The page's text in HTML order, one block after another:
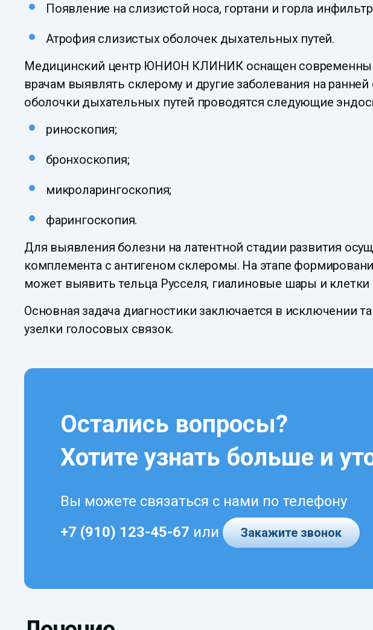
Появление на слизистой носа, гортани и горла
Атрофия слизистых оболочек дыхательных путей.
Медицинский центр ЮНИОН КЛИНИК оснащен
врачам выявлять склерому и другие заболевания на
оболочки дыхательных путей проводятся следующие
риноскопия;
бронхоскопия;
микроларингоскопия;
фарингоскопия.
Для выявления болезни на латентной стадии развития
комплемента с антигеном склеромы. На этапе
может выявить тельца Русселя, гиалиновые шары и
Основная задача диагностики заключается в исключении
узелки голосовых связок.
Остались вопросы?
Хотите узнать больше и
Вы можете связаться с нами по телефону
+7 (910) 123-45-67 или Закажите звонок